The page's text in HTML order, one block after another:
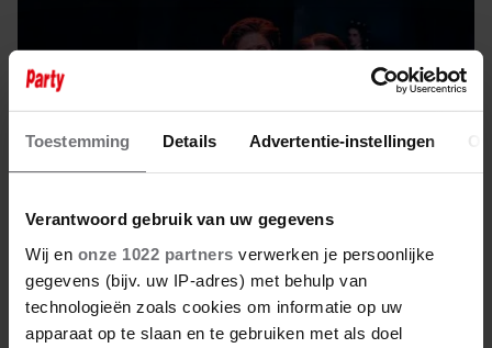
Toestemming Details Advertentie-instellingen
Verantwoord gebruik van uw gegevens
Wij en onze 1022 partners verwerken je persoonlijke
gegevens (bijv. uw IP-adres) met behulp van
technologieën zoals cookies om informatie op uw
apparaat op te slaan en te gebruiken met als doel
12 april 2025